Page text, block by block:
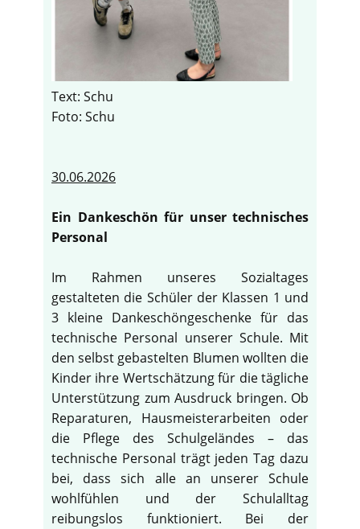
Text: Schu
Foto: Schu
30.06.2026
Ein Dankeschön für unser technisches
Personal
Im Rahmen unseres Sozialtages
gestalteten die Schüler der Klassen 1 und
3 kleine Dankeschöngeschenke für das
technische Personal unserer Schule. Mit
den selbst gebastelten Blumen wollten die
Kinder ihre Wertschätzung für die tägliche
Unterstützung zum Ausdruck bringen. Ob
Reparaturen, Hausmeisterarbeiten oder
die Pflege des Schulgeländes – das
technische Personal trägt jeden Tag dazu
bei, dass sich alle an unserer Schule
wohlfühlen und der Schulalltag
reibungslos funktioniert. Bei der